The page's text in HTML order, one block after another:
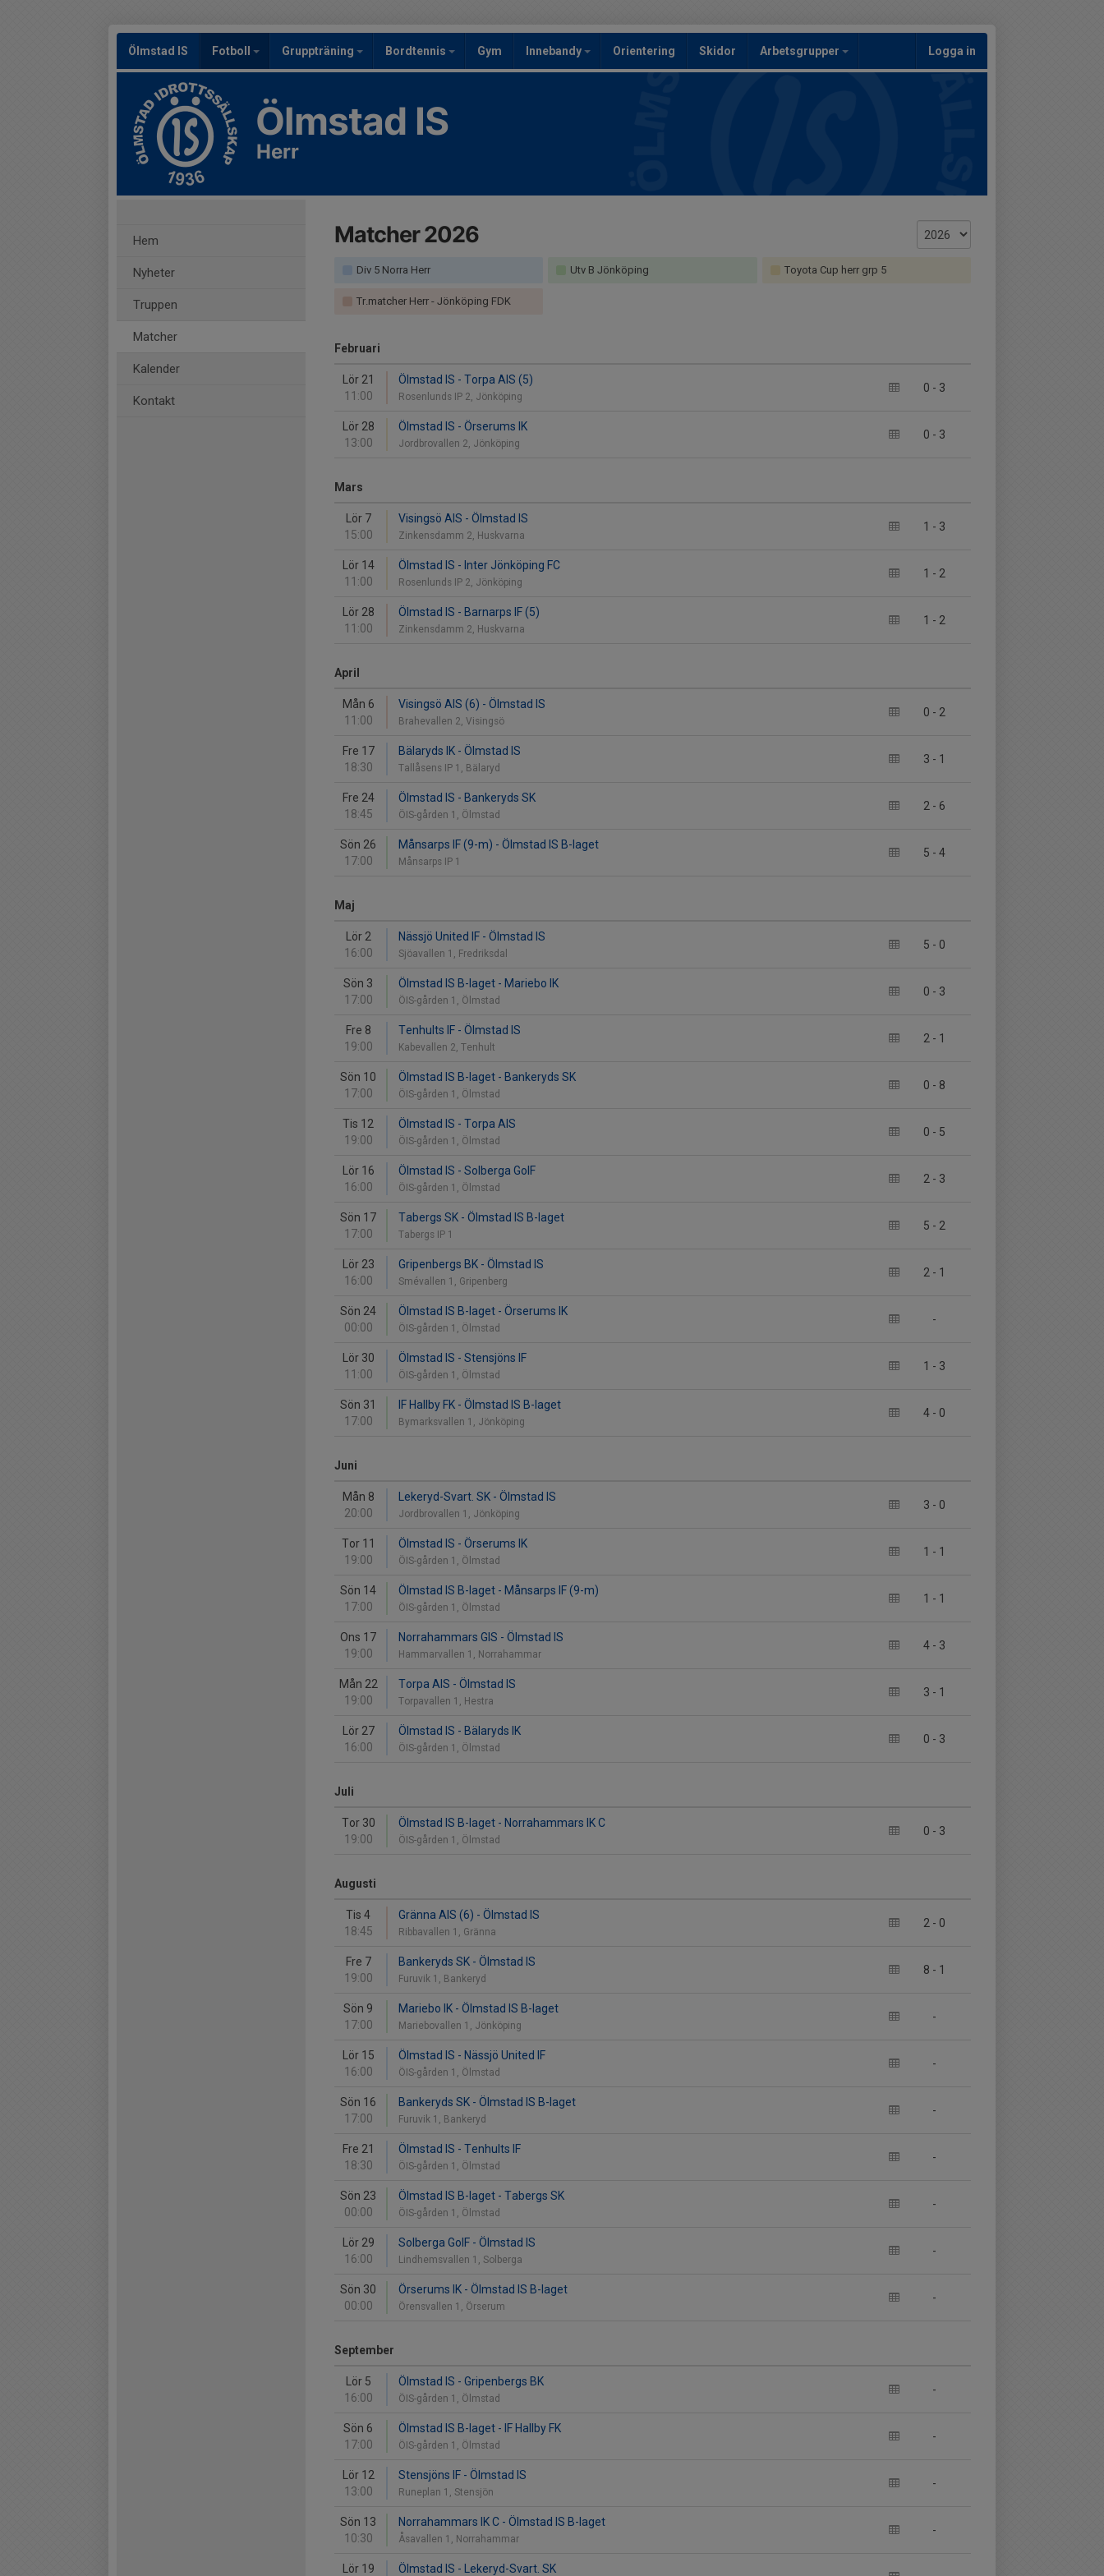
Ölmstad IS Fotboll Gruppträning Bordtennis Gym Innebandy Orientering Skidor Arbetsgrupper Logga in
Ölmstad IS
Herr
Hem
Nyheter
Truppen
Matcher
Kalender
Kontakt
Matcher 2026
Div 5 Norra Herr Utv B Jönköping Toyota Cup herr grp 5
Tr.matcher Herr - Jönköping FDK
Februari
Lör 21
11:00
0 - 3
Ölmstad IS - Torpa AIS (5)
Rosenlunds IP 2, Jönköping
Lör 28
13:00
0 - 3
Ölmstad IS - Örserums IK
Jordbrovallen 2, Jönköping
Mars
Lör 7
15:00
1 - 3
Visingsö AIS - Ölmstad IS
Zinkensdamm 2, Huskvarna
Lör 14
11:00
1 - 2
Ölmstad IS - Inter Jönköping FC
Rosenlunds IP 2, Jönköping
Lör 28
11:00
1 - 2
Ölmstad IS - Barnarps IF (5)
Zinkensdamm 2, Huskvarna
April
Mån 6
11:00
0 - 2
Visingsö AIS (6) - Ölmstad IS
Brahevallen 2, Visingsö
Fre 17
18:30
3 - 1
Bälaryds IK - Ölmstad IS
Tallåsens IP 1, Bälaryd
Fre 24
18:45
2 - 6
Ölmstad IS - Bankeryds SK
ÖIS-gården 1, Ölmstad
Sön 26
17:00
5 - 4
Månsarps IF (9-m) - Ölmstad IS B-laget
Månsarps IP 1
Maj
Lör 2
16:00
5 - 0
Nässjö United IF - Ölmstad IS
Sjöavallen 1, Fredriksdal
Sön 3
17:00
0 - 3
Ölmstad IS B-laget - Mariebo IK
ÖIS-gården 1, Ölmstad
Fre 8
19:00
2 - 1
Tenhults IF - Ölmstad IS
Kabevallen 2, Tenhult
Sön 10
17:00
0 - 8
Ölmstad IS B-laget - Bankeryds SK
ÖIS-gården 1, Ölmstad
Tis 12
19:00
0 - 5
Ölmstad IS - Torpa AIS
ÖIS-gården 1, Ölmstad
Lör 16
16:00
2 - 3
Ölmstad IS - Solberga GoIF
ÖIS-gården 1, Ölmstad
Sön 17
17:00
5 - 2
Tabergs SK - Ölmstad IS B-laget
Tabergs IP 1
Lör 23
16:00
2 - 1
Gripenbergs BK - Ölmstad IS
Smévallen 1, Gripenberg
Sön 24
00:00
-
Ölmstad IS B-laget - Örserums IK
ÖIS-gården 1, Ölmstad
Lör 30
11:00
1 - 3
Ölmstad IS - Stensjöns IF
ÖIS-gården 1, Ölmstad
Sön 31
17:00
4 - 0
IF Hallby FK - Ölmstad IS B-laget
Bymarksvallen 1, Jönköping
Juni
Mån 8
20:00
3 - 0
Lekeryd-Svart. SK - Ölmstad IS
Jordbrovallen 1, Jönköping
Tor 11
19:00
1 - 1
Ölmstad IS - Örserums IK
ÖIS-gården 1, Ölmstad
Sön 14
17:00
1 - 1
Ölmstad IS B-laget - Månsarps IF (9-m)
ÖIS-gården 1, Ölmstad
Ons 17
19:00
4 - 3
Norrahammars GIS - Ölmstad IS
Hammarvallen 1, Norrahammar
Mån 22
19:00
3 - 1
Torpa AIS - Ölmstad IS
Torpavallen 1, Hestra
Lör 27
16:00
0 - 3
Ölmstad IS - Bälaryds IK
ÖIS-gården 1, Ölmstad
Juli
Tor 30
19:00
0 - 3
Ölmstad IS B-laget - Norrahammars IK C
ÖIS-gården 1, Ölmstad
Augusti
Tis 4
18:45
2 - 0
Gränna AIS (6) - Ölmstad IS
Ribbavallen 1, Gränna
Fre 7
19:00
8 - 1
Bankeryds SK - Ölmstad IS
Furuvik 1, Bankeryd
Sön 9
17:00
-
Mariebo IK - Ölmstad IS B-laget
Mariebovallen 1, Jönköping
Lör 15
16:00
-
Ölmstad IS - Nässjö United IF
ÖIS-gården 1, Ölmstad
Sön 16
17:00
-
Bankeryds SK - Ölmstad IS B-laget
Furuvik 1, Bankeryd
Fre 21
18:30
-
Ölmstad IS - Tenhults IF
ÖIS-gården 1, Ölmstad
Sön 23
00:00
-
Ölmstad IS B-laget - Tabergs SK
ÖIS-gården 1, Ölmstad
Lör 29
16:00
-
Solberga GoIF - Ölmstad IS
Lindhemsvallen 1, Solberga
Sön 30
00:00
-
Örserums IK - Ölmstad IS B-laget
Örensvallen 1, Örserum
September
Lör 5
16:00
-
Ölmstad IS - Gripenbergs BK
ÖIS-gården 1, Ölmstad
Sön 6
17:00
-
Ölmstad IS B-laget - IF Hallby FK
ÖIS-gården 1, Ölmstad
Lör 12
13:00
-
Stensjöns IF - Ölmstad IS
Runeplan 1, Stensjön
Sön 13
10:30
-
Norrahammars IK C - Ölmstad IS B-laget
Åsavallen 1, Norrahammar
Lör 19 Ölmstad IS - Lekeryd-Svart. SK